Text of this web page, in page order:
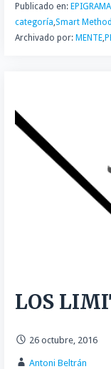
Publicado en:
categoría Smart
Archivado por: MENTE,
LOS
26 octubre, 2016
Antoni Beltrán